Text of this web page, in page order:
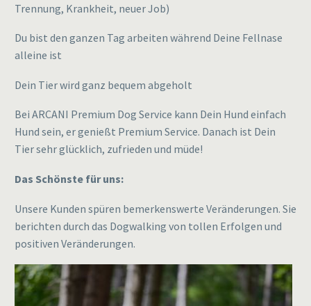
Trennung, Krankheit, neuer Job)
Du bist den ganzen Tag arbeiten während Deine Fellnase
alleine ist
Dein Tier wird ganz bequem abgeholt
Bei ARCANI Premium Dog Service kann Dein Hund einfach
Hund sein, er genießt Premium Service. Danach ist Dein
Tier sehr glücklich, zufrieden und müde!
Das Schönste für uns:
Unsere Kunden spüren bemerkenswerte Veränderungen. Sie
berichten durch das Dogwalking von tollen Erfolgen und
positiven Veränderungen.